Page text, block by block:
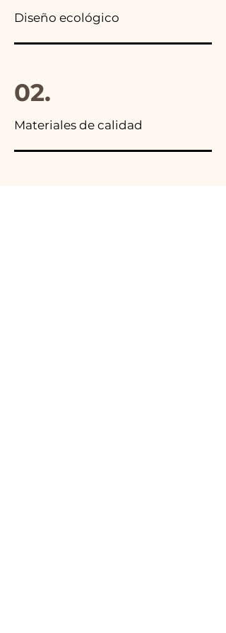
Diseño ecológico
02.
Materiales de calidad